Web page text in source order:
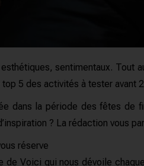
sentimentaux. Tout
5 des activités à tester avant
dans la période des fêtes
? La rédaction vous
réserve
de Voici qui nous dévoile